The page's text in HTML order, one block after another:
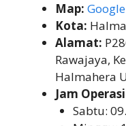
Map:
Kota:
Alamat:
Rawajaya,
Halmahera
Jam
Sabtu: